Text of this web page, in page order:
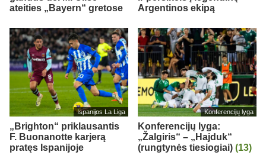
ateities „Bayern“ gretose
Argentinos ekipą
Ispanijos La Liga
„Brighton“ priklausantis
F. Buonanotte karjerą
pratęs Ispanijoje
Konferencijų lyga
Konferencijų lyga:
„Žalgiris“ – „Hajduk“
(rungtynės tiesiogiai) (13)